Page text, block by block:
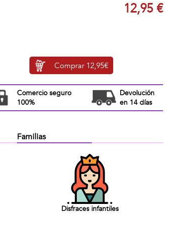
12,95 €
Comprar 12,95€
Comercio seguro
100%
Devolución
en 14 días
Familias
Disfraces infantiles